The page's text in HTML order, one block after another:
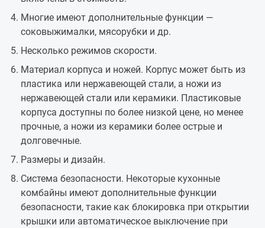
Многие имеют дополнительные функции —
соковыжималки, мясорубки и др.
Несколько режимов скорости.
Материал корпуса и ножей. Корпус может быть из
пластика или нержавеющей стали, а ножи из
нержавеющей стали или керамики. Пластиковые
корпуса доступны по более низкой цене, но менее
прочные, а ножи из керамики более острые и
долговечные.
Размеры и дизайн.
Система безопасности. Некоторые кухонные
комбайны имеют дополнительные функции
безопасности, такие как блокировка при открытии
крышки или автоматическое выключение при